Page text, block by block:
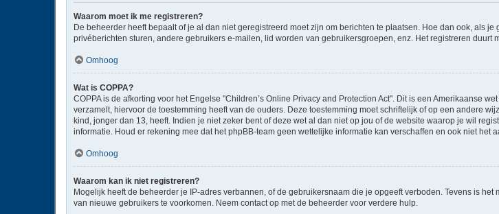
Waarom moet ik me registreren?
De beheerder heeft bepaalt of je al dan niet geregistreerd moet zijn om berichten te plaatsen. Hoe dan ook, als
privéberichten sturen, andere gebruikers e-mailen, lid worden van gebruikersgroepen, enz. Het registreren duurt
Omhoog
Wat is COPPA?
COPPA is de afkorting voor het Engelse "Children’s Online Privacy and Protection Act". Dit is een Amerikaanse
verzamelt, hiervoor de toestemming heeft van de ouders. Deze toestemming moet schriftelijk of op een andere
kind, jonger dan 13, heeft. Indien je niet zeker bent of deze wet al dan niet op jou of de website waarop je wil
informatie. Houd er rekening mee dat het phpBB-team geen wettelijke informatie kan verschaffen en ook niet
Omhoog
Waarom kan ik niet registreren?
Mogelijk heeft de beheerder je IP-adres verbannen, of de gebruikersnaam die je opgeeft verboden. Tevens is
van nieuwe gebruikers te voorkomen. Neem contact op met de beheerder voor verdere hulp.